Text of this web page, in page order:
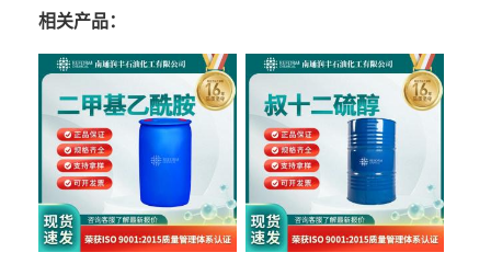
相关产品：